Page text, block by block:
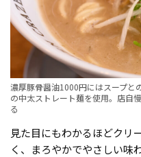
濃厚豚骨醤油1000円にはスープと
の中太ストレート麺を使用。店自
る
見た目にもわかるほどクリ
く、まろやかでやさしい味